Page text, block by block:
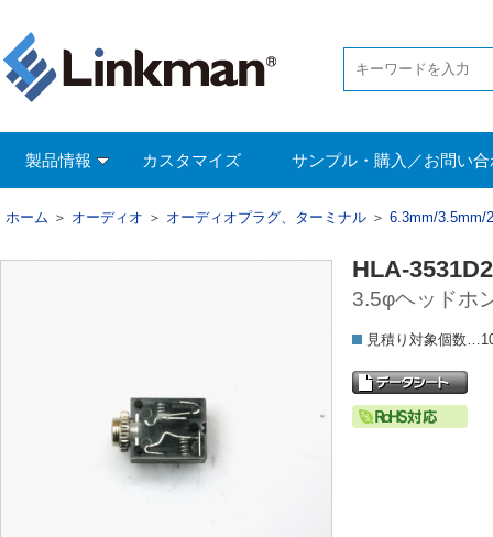
製品情報 カスタマイズ サンプル・購入／お問い
ホーム ＞ オーディオ ＞ オーディオプラグ、ターミナル ＞ 6.3mm/3.5mm/
HLA-
3.5φヘッドホ
見積り対象個数